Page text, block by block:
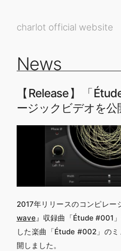
charlot official website
News
【Release】「
ージックビデオを公
2017年リリースのコンピレー
wave』収録曲「Étude #001
した楽曲「Étude #002」の
開しました。